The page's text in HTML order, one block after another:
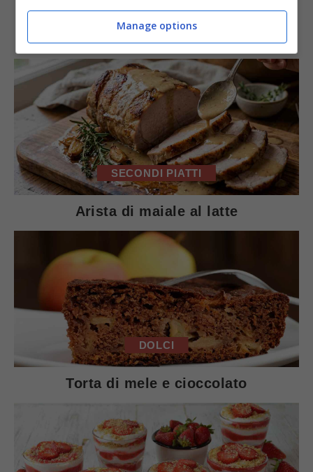
IN PRIMO PIANO
SECONDI PIATTI
Arista di maiale al latte
DOLCI
Torta di mele e cioccolato
Manage options